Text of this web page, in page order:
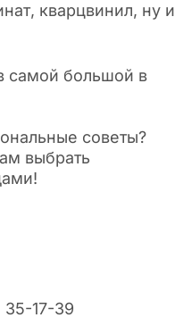
кварцвинил, ну и
самой большой в
советы?
выбрать
35-17-39